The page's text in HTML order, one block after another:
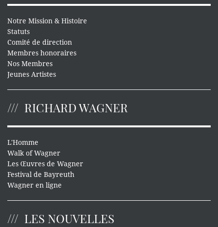
Notre Mission & Histoire
Statuts
Comité de direction
Membres honoraires
Nos Membres
Jeunes Artistes
RICHARD WAGNER
L'Homme
Walk of Wagner
Les Œuvres de Wagner
Festival de Bayreuth
Wagner en ligne
LES NOUVELLES